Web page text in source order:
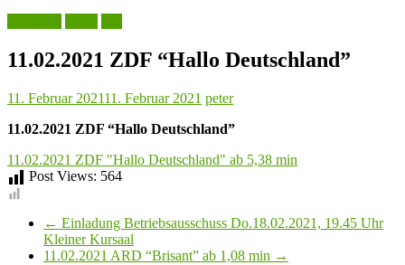
11.02.2021 ZDF “Hallo Deutschland”
11. Februar 202111. Februar 2021 peter
11.02.2021 ZDF “Hallo Deutschland”
11.02.2021 ZDF "Hallo Deutschland" ab 5,38 min
Post Views: 564
← Einladung Betriebsausschuss Do.18.02.2021, 19.45 Uhr
Kleiner Kursaal
11.02.2021 ARD “Brisant” ab 1,08 min →